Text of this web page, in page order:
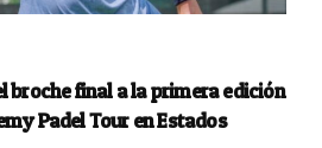
broche final a la primera edición
Padel Tour en Estados